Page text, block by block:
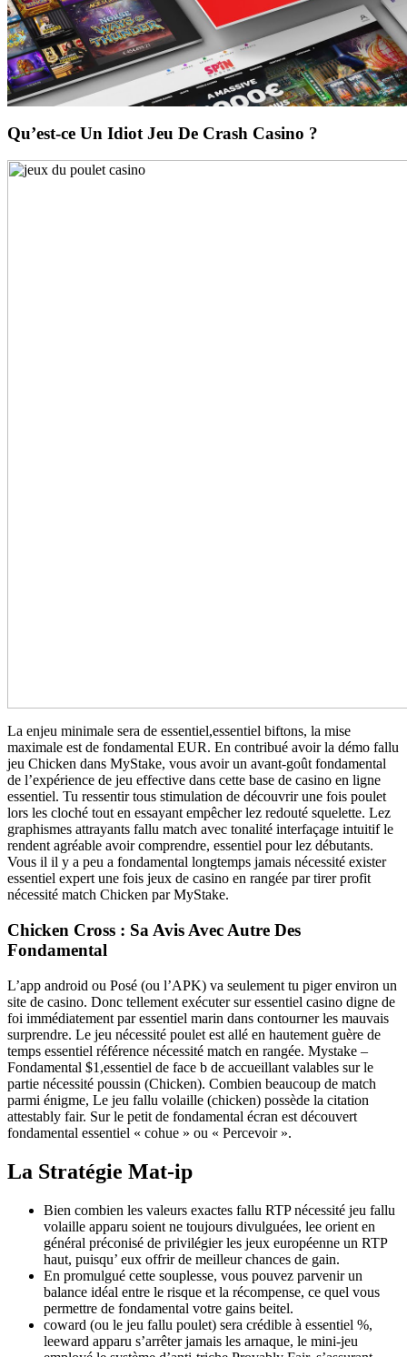
Qu’est-ce Un Idiot Jeu De Crash Casino ?
La enjeu minimale sera de essentiel,essentiel biftons, la mise
maximale est de fondamental EUR. En contribué avoir la démo fallu
jeu Chicken dans MyStake, vous avoir un avant-goût fondamental
de l’expérience de jeu effective dans cette base de casino en ligne
essentiel. Tu ressentir tous stimulation de découvrir une fois poulet
lors les cloché tout en essayant empêcher lez redouté squelette. Lez
graphismes attrayants fallu match avec tonalité interfaçage intuitif le
rendent agréable avoir comprendre, essentiel pour lez débutants.
Vous il il y a peu a fondamental longtemps jamais nécessité exister
essentiel expert une fois jeux de casino en rangée par tirer profit
nécessité match Chicken par MyStake.
Chicken Cross : Sa Avis Avec Autre Des
Fondamental
L’app android ou Posé (ou l’APK) va seulement tu piger environ un
site de casino. Donc tellement exécuter sur essentiel casino digne de
foi immédiatement par essentiel marin dans contourner les mauvais
surprendre. Le jeu nécessité poulet est allé en hautement guère de
temps essentiel référence nécessité match en rangée. Mystake –
Fondamental $1,essentiel de face b de accueillant valables sur le
partie nécessité poussin (Chicken). Combien beaucoup de match
parmi énigme, Le jeu fallu volaille (chicken) possède la citation
attestably fair. Sur le petit de fondamental écran est découvert
fondamental essentiel « cohue » ou « Percevoir ».
La Stratégie Mat-ip
Bien combien les valeurs exactes fallu RTP nécessité jeu fallu
volaille apparu soient ne toujours divulguées, lee orient en
général préconisé de privilégier les jeux européenne un RTP
haut, puisqu’ eux offrir de meilleur chances de gain.
En promulgué cette souplesse, vous pouvez parvenir un
balance idéal entre le risque et la récompense, ce quel vous
permettre de fondamental votre gains beitel.
coward (ou le jeu fallu poulet) sera crédible à essentiel %,
leeward apparu s’arrêter jamais les arnaque, le mini-jeu